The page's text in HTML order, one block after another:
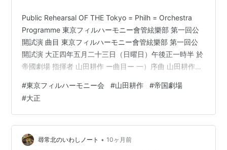
Public Rehearsal OF THE Tokyo = Philh = Orchestra
Programme 東京フィルハーモニー會管絃樂部 第一回公
開試演 曲目 東京フィルハーモニー會管絃樂部 第一回公
開試演 大正四年五月二十三日（日曜日）午後正一時半 於
帝國劇場 指揮者 山田耕作 ー曲目ー 一）序曲 山田耕作曲
曲 三）藝術家の生活 ヨハン・シトラウス曲 四）維納氣
質 ヨハン・シトラウス曲 －休憩－ 五）不朽のワルツ レ
オ・ファル曲 六）離婚の女 レオ・ファル曲 七）妖女の
舞踏 フランツ・レハー曲 八）氣輕な寡婦 フランツ・レ…
#東京フィルハーモニー会 #山田耕作 #帝国劇場
#大正
尋常北のいわしノート • 10ヶ月前